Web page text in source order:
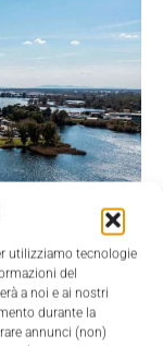
utilizziamo tecnologie
del
a noi e ai nostri
durante la
annunci (non)
per un